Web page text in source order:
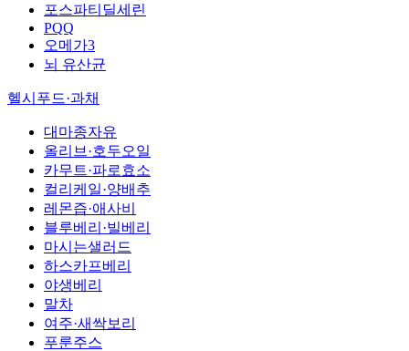
포스파티딜세린
PQQ
오메가3
뇌 유산균
헬시푸드·과채
대마종자유
올리브·호두오일
카무트·파로효소
컬리케일·양배추
레몬즙·애사비
블루베리·빌베리
마시는샐러드
하스카프베리
야생베리
말차
여주·새싹보리
푸룬주스